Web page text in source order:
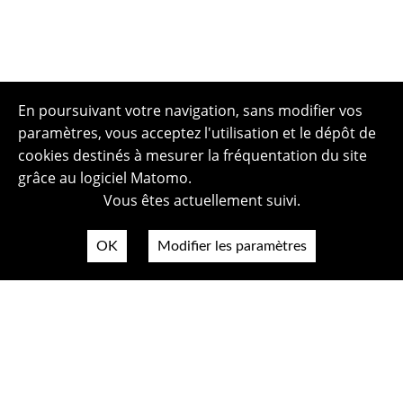
En poursuivant votre navigation, sans modifier vos
paramètres, vous acceptez l'utilisation et le dépôt de
cookies destinés à mesurer la fréquentation du site
grâce au logiciel Matomo.
Vous êtes actuellement suivi.
OK Modifier les paramètres